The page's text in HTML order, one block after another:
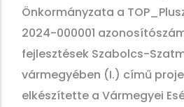
Önkormányzata a
2024-000001
fejlesztések Szabolcs-
vármegyében (I.) című
elkészítette a Vármegyei